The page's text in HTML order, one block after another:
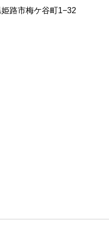
路市梅ケ谷町1−32